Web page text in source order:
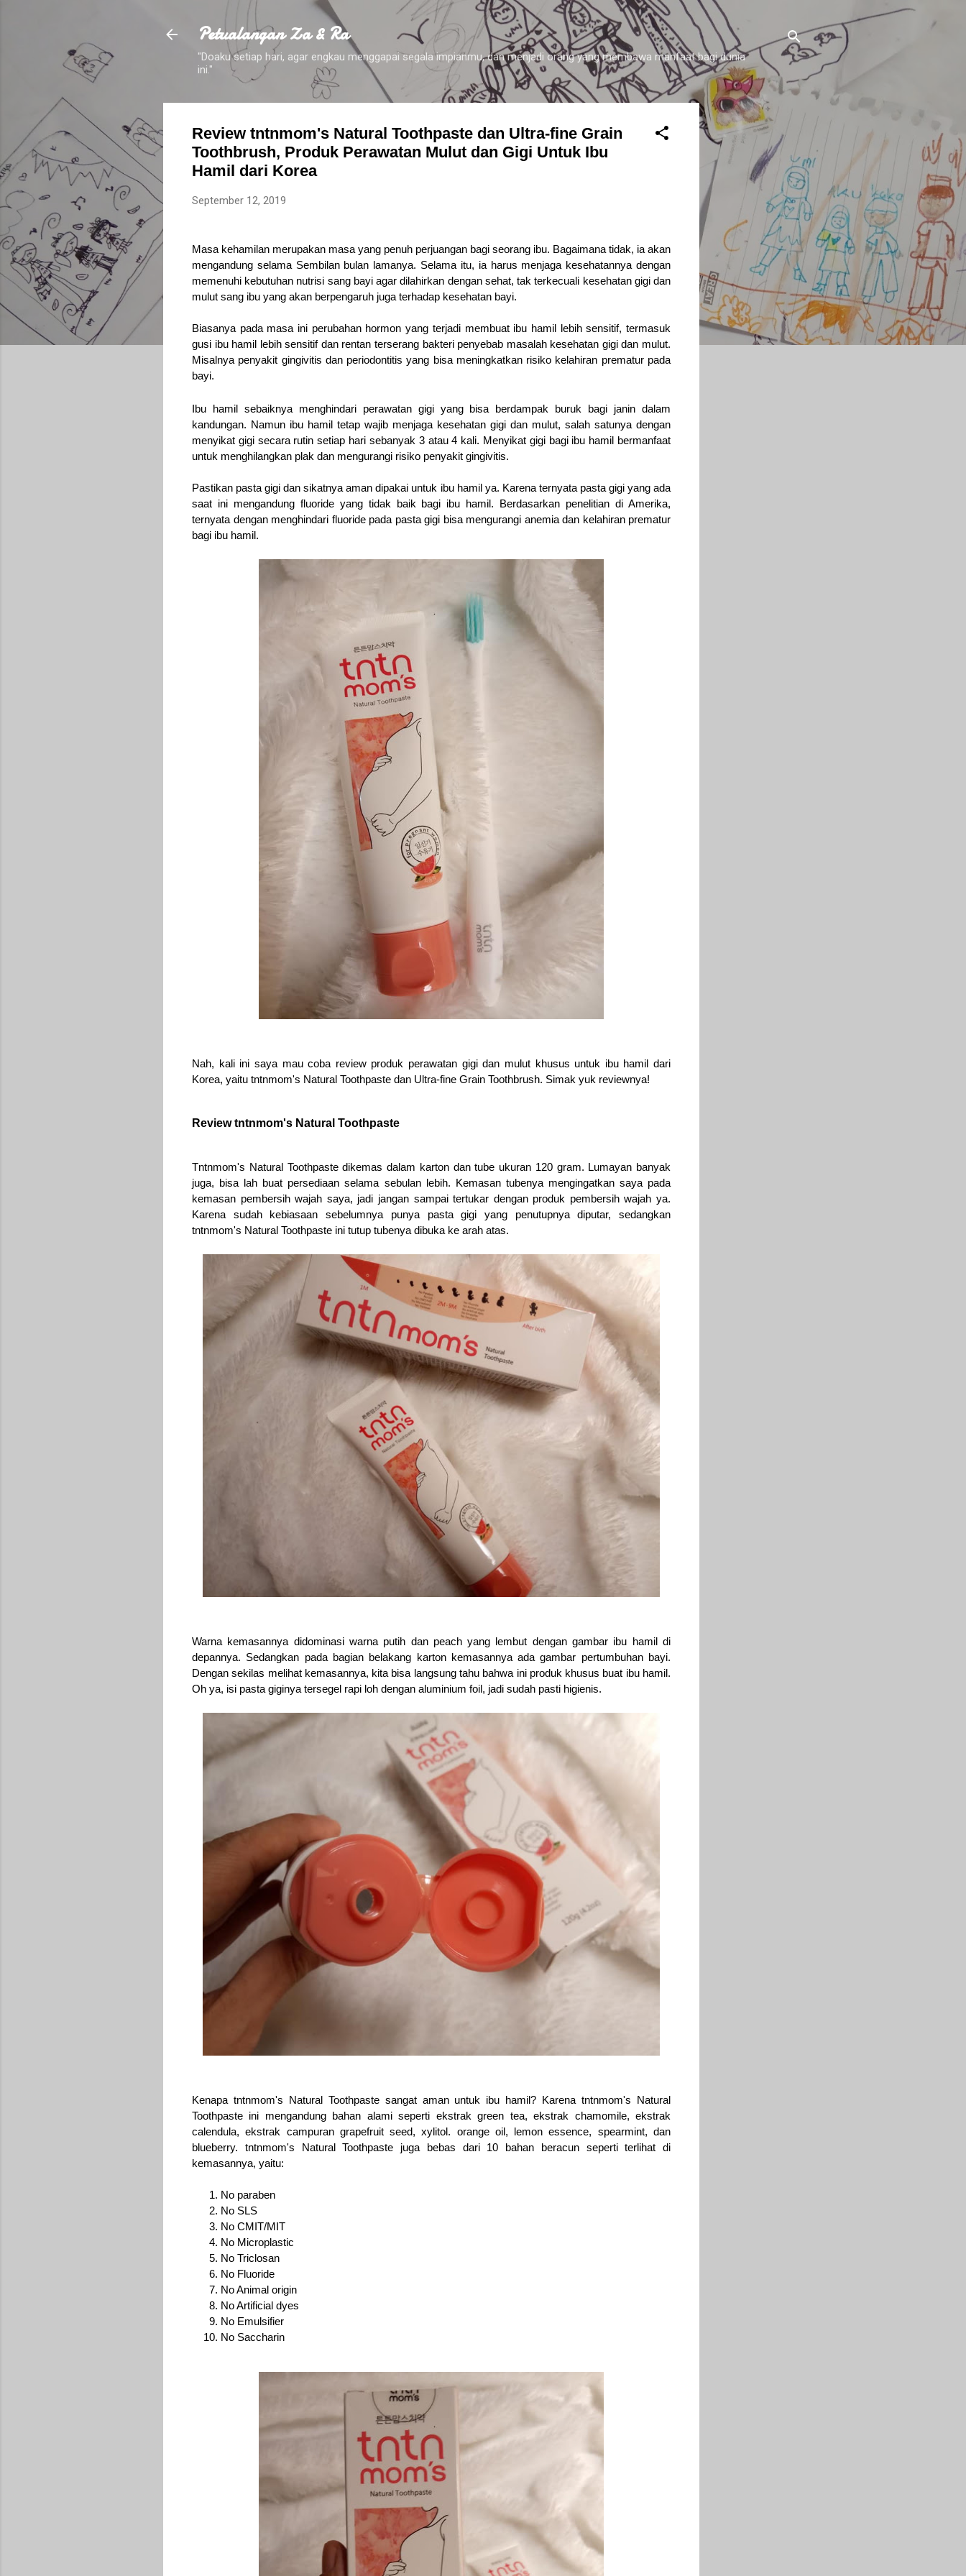
Skip to main content
Petualangan Za & Ra
"Doaku setiap hari, agar engkau menggapai segala impianmu, dan menjadi orang yang membawa manfaat bagi dunia
ini."
Review tntnmom's Natural Toothpaste dan Ultra-fine Grain
Toothbrush, Produk Perawatan Mulut dan Gigi Untuk Ibu
Hamil dari Korea
September 12, 2019
Masa kehamilan merupakan masa yang penuh perjuangan bagi seorang ibu. Bagaimana tidak, ia akan
mengandung selama Sembilan bulan lamanya. Selama itu, ia harus menjaga kesehatannya dengan
memenuhi kebutuhan nutrisi sang bayi agar dilahirkan dengan sehat, tak terkecuali kesehatan gigi dan
mulut sang ibu yang akan berpengaruh juga terhadap kesehatan bayi.
Biasanya pada masa ini perubahan hormon yang terjadi membuat ibu hamil lebih sensitif, termasuk
gusi ibu hamil lebih sensitif dan rentan terserang bakteri penyebab masalah kesehatan gigi dan mulut.
Misalnya penyakit gingivitis dan periodontitis yang bisa meningkatkan risiko kelahiran prematur pada
bayi.
Ibu hamil sebaiknya menghindari perawatan gigi yang bisa berdampak buruk bagi janin dalam
kandungan. Namun ibu hamil tetap wajib menjaga kesehatan gigi dan mulut, salah satunya dengan
menyikat gigi secara rutin setiap hari sebanyak 3 atau 4 kali. Menyikat gigi bagi ibu hamil bermanfaat
untuk menghilangkan plak dan mengurangi risiko penyakit gingivitis.
Pastikan pasta gigi dan sikatnya aman dipakai untuk ibu hamil ya. Karena ternyata pasta gigi yang ada
saat ini mengandung fluoride yang tidak baik bagi ibu hamil. Berdasarkan penelitian di Amerika,
ternyata dengan menghindari fluoride pada pasta gigi bisa mengurangi anemia dan kelahiran prematur
bagi ibu hamil.
Nah, kali ini saya mau coba review produk perawatan gigi dan mulut khusus untuk ibu hamil dari
Korea, yaitu tntnmom's Natural Toothpaste dan Ultra-fine Grain Toothbrush. Simak yuk reviewnya!
Review tntnmom's Natural Toothpaste
Tntnmom's Natural Toothpaste dikemas dalam karton dan tube ukuran 120 gram. Lumayan banyak
juga, bisa lah buat persediaan selama sebulan lebih. Kemasan tubenya mengingatkan saya pada
kemasan pembersih wajah saya, jadi jangan sampai tertukar dengan produk pembersih wajah ya.
Karena sudah kebiasaan sebelumnya punya pasta gigi yang penutupnya diputar, sedangkan
tntnmom's Natural Toothpaste ini tutup tubenya dibuka ke arah atas.
Warna kemasannya didominasi warna putih dan peach yang lembut dengan gambar ibu hamil di
depannya. Sedangkan pada bagian belakang karton kemasannya ada gambar pertumbuhan bayi.
Dengan sekilas melihat kemasannya, kita bisa langsung tahu bahwa ini produk khusus buat ibu hamil.
Oh ya, isi pasta giginya tersegel rapi loh dengan aluminium foil, jadi sudah pasti higienis.
Kenapa tntnmom's Natural Toothpaste sangat aman untuk ibu hamil? Karena tntnmom's Natural
Toothpaste ini mengandung bahan alami seperti ekstrak green tea, ekstrak chamomile, ekstrak
calendula, ekstrak campuran grapefruit seed, xylitol. orange oil, lemon essence, spearmint, dan
blueberry. tntnmom's Natural Toothpaste juga bebas dari 10 bahan beracun seperti terlihat di
kemasannya, yaitu:
No paraben
No SLS
No CMIT/MIT
No Microplastic
No Triclosan
No Fluoride
No Animal origin
No Artificial dyes
No Emulsifier
No Saccharin